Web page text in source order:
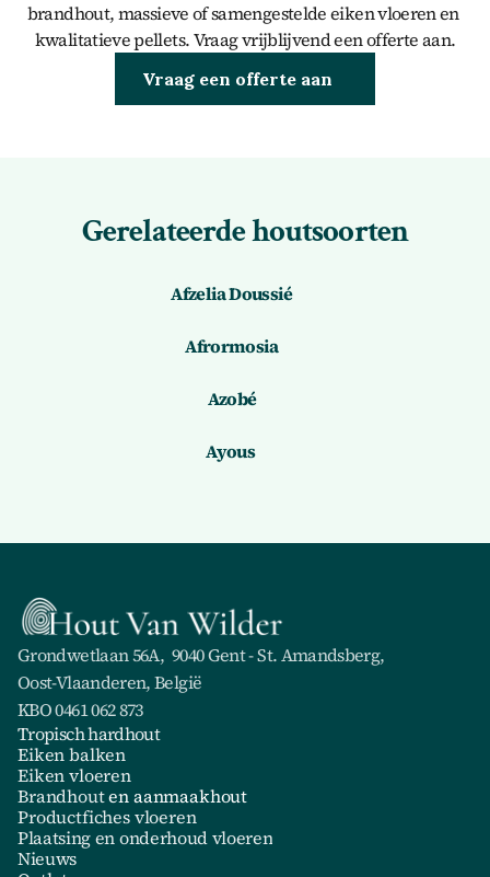
brandhout, massieve of samengestelde eiken vloeren en
kwalitatieve pellets. Vraag vrijblijvend een offerte aan.
Brandhout kopen
Vraag een offerte aan
Gerelateerde houtsoorten
Afzelia Doussié
Afrormosia
Azobé
Ayous
Grondwetlaan 56A,  9040 Gent - St. Amandsberg,
Oost-Vlaanderen, België
KBO 0461 062 873
Tropisch hardhout
Eiken balken
Eiken vloeren
Brandhout en aanmaakhout
Productfiches vloeren
Plaatsing en onderhoud vloeren
Nieuws